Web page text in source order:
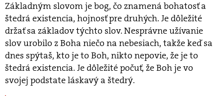
Základným slovom je bog, čo znamená bohatosť a
štedrá existencia, hojnosť pre druhých. Je dôležité
držať sa základov týchto slov. Nesprávne užívanie
slov urobilo z Boha niečo na nebesiach, takže keď sa
dnes spýtaš, kto je to Boh, nikto nepovie, že je to
štedrá existencia. Je dôležité počuť, že Boh je vo
svojej podstate láskavý a štedrý.